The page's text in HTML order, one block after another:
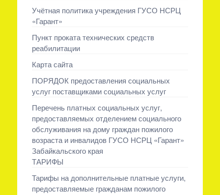
Учётная политика учреждения ГУСО НСРЦ
«Гарант»
Пункт проката технических средств
реабилитации
Карта сайта
ПОРЯДОК предоставления социальных
услуг поставщиками социальных услуг
Перечень платных социальных услуг,
предоставляемых отделением социального
обслуживания на дому граждан пожилого
возраста и инвалидов ГУСО НСРЦ «Гарант»
Забайкальского края
ТАРИФЫ
Тарифы на дополнительные платные услуги,
предоставляемые гражданам пожилого